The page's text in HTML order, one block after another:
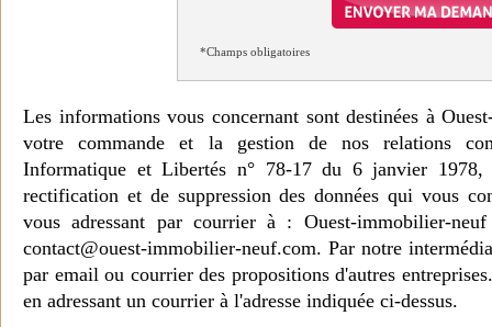
*Champs obligatoires
Les informations vous concernant sont destinées à
votre commande et la gestion de nos relations
Informatique et Libertés n° 78-17 du 6 janvier 1978,
rectification et de suppression des données qui vous
vous adressant par courrier à : Ouest-immobilier-
contact@ouest-immobilier-neuf.com. Par notre
par email ou courrier des propositions d'autres
en adressant un courrier à l'adresse indiquée ci-dessus.